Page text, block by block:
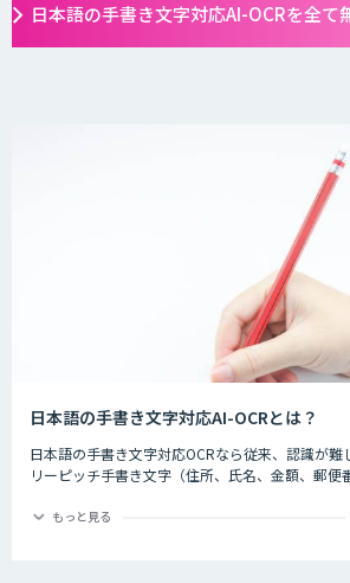
日本語の手書き文字対応AI-OCRを全て
日本語の手書き文字対応AI-OCRとは？
日本語の手書き文字対応OCRなら従来、認識が難
リーピッチ手書き文字（住所、氏名、金額、郵便
もっと見る